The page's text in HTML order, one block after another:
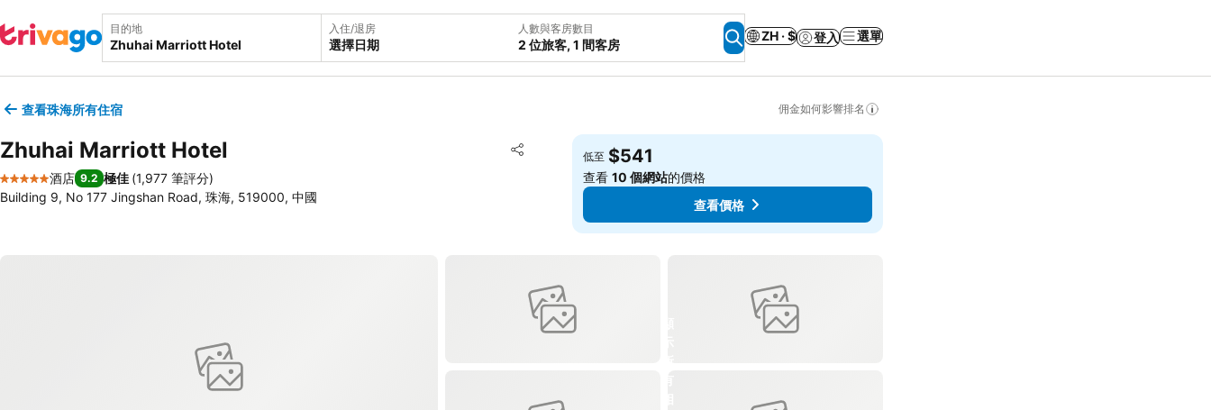
目的地 入住/退房
選擇日期
人數與客房數目
2 位旅客, 1 間客房
ZH · $ 登入 選單
查看珠海所有住宿 佣金如何影響排名
Zhuhai Marriott Hotel 分享
放到收藏夾
5 星級
酒店 9.2 極佳 (1,977 筆評分)
Building 9, No 177 Jingshan Road, 珠海, 519000, 中國
低至 $541
查看10 個網站的價格
查看價格